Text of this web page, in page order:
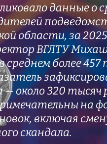
данные о
области, за
ВГЛТУ
более 457
— около 320 тысяч
на
включая
скандала.